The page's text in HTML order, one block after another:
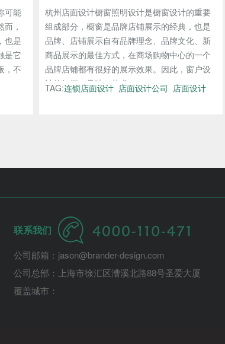
可能
，
也是
是它
，不
杭州店面设计橱窗照明设计是橱窗设计的重要
组成部分，橱窗是品牌店铺展示的经典，也是
品牌、店铺展示自有品牌理念、品牌文化、新
商品展示的最佳方式，在商场购物中心的一个
品牌店铺都有很好的展示效果。因此，窗户设
计的好坏、品味、艺术...
TAG:连锁店面设计 店面设计公司 店面设计
联系我们
公司邮箱：jason@brander-design.com
公司总部：上海市徐汇区漕溪北路88号圣爱大厦
覆盖城市：